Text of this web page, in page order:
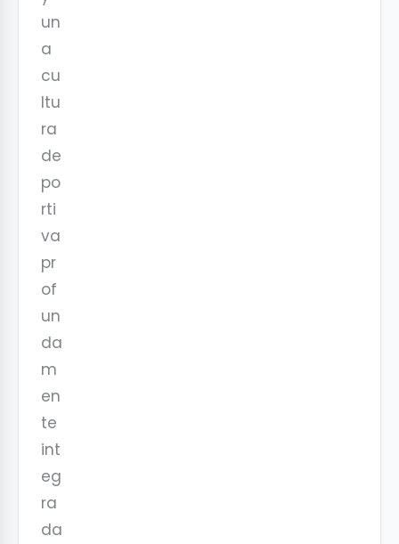
un
a
cu
ltu
ra
de
po
rti
va
pr
of
un
da
m
en
te
int
eg
ra
da